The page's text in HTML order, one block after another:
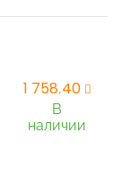
1 758,40
В
наличии